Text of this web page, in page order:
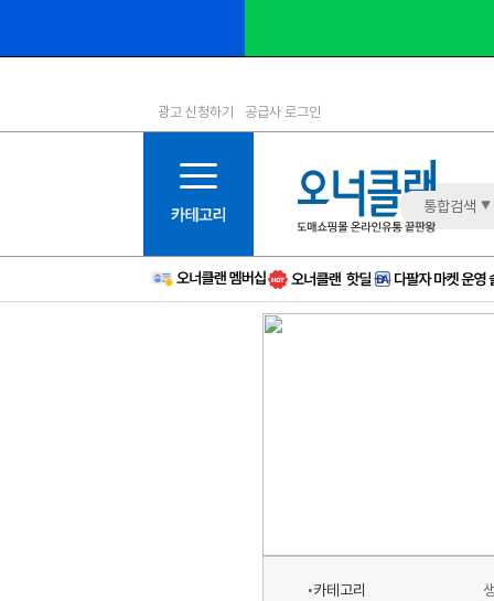
1등급
6등급
11등급
12등급
15등급
16등급
광고 신청하기 공급사 로그인
통합검색
카테고리